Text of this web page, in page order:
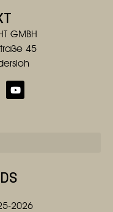
GMBH
45
2026